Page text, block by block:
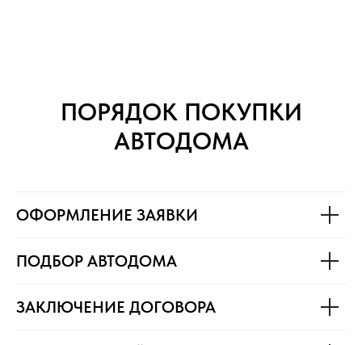
ПОРЯДОК ПОКУПКИ
АВТОДОМА
ОФОРМЛЕНИЕ ЗАЯВКИ
ПОДБОР АВТОДОМА
ЗАКЛЮЧЕНИЕ ДОГОВОРА